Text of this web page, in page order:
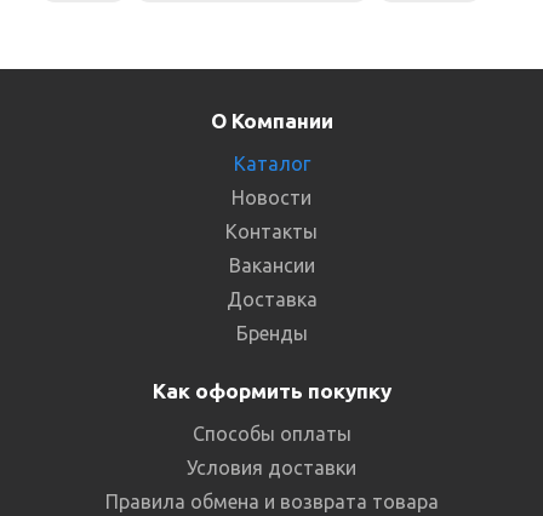
О Компании
Каталог
Новости
Контакты
Вакансии
Доставка
Бренды
Как оформить покупку
Способы оплаты
Условия доставки
Правила обмена и возврата товара